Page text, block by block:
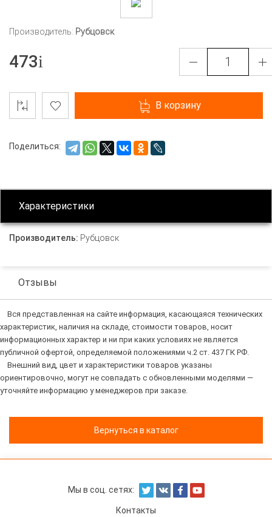
Производитель: Рубцовск
473
В корзину
Поделиться:
Характеристики
Производитель: Рубцовск
Отзывы
Вся представленная на сайте информация, касающаяся технических
характеристик, наличия на складе, стоимости товаров, носит
информационных характер и ни при каких условиях не является
публичной офертой, определяемой положениями ч.2 ст. 437 ГК РФ.
Внешний вид, цвет и характеристики товаров указаны
ориентировочно, могут не совпадать с обновленными моделями —
уточняйте информацию у менеджеров при заказе.
Вернуться в каталог
Мы в соц. сетях:
Контакты